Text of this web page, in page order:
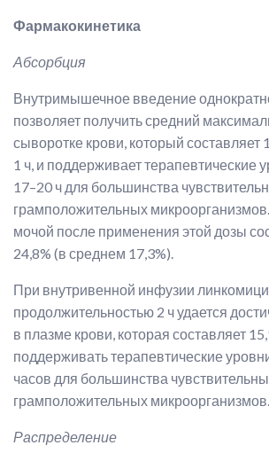
Фармакокинетика
Абсорбция
Внутримышечное введение
позволяет получить средний
сыворотке крови, который составляет
1 ч, и поддерживает терапевтические
17–20 ч для большинства
грамположительных
мочой после применения этой дозы
24,8% (в среднем 17,3%).
При внутривенной инфузии
продолжительностью 2 ч удается
в плазме крови, которая составляет
поддерживать терапевтические
часов для большинства
грамположительных микроорганизмов.
Распределение